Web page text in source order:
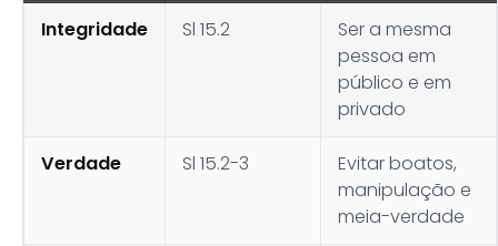
Integridade Sl 15.2
Ser a mesma
pessoa em
público e em
privado
Verdade Sl 15.2-3
Evitar boatos,
manipulação e
meia-verdade